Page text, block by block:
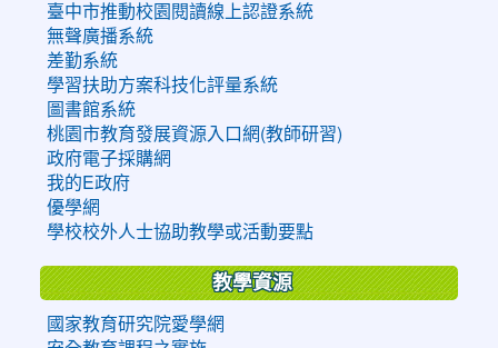
臺中市推動校園閱讀線上認證系統
無聲廣播系統
差勤系統
學習扶助方案科技化評量系統
圖書館系統
桃園市教育發展資源入口網(教師研習)
政府電子採購網
我的E政府
優學網
學校校外人士協助教學或活動要點
教學資源
國家教育研究院愛學網